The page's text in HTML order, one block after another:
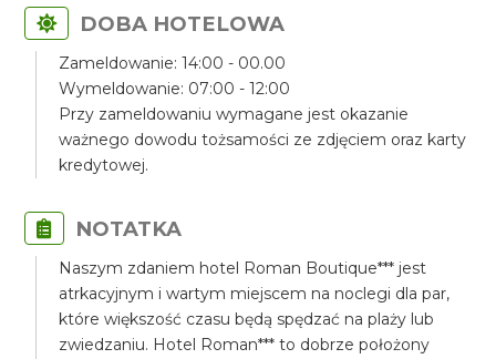
DOBA HOTELOWA
Zameldowanie: 14:00 - 00.00
Wymeldowanie: 07:00 - 12:00
Przy zameldowaniu wymagane jest okazanie
ważnego dowodu tożsamości ze zdjęciem oraz karty
kredytowej.
NOTATKA
Naszym zdaniem hotel Roman Boutique*** jest
atrkacyjnym i wartym miejscem na noclegi dla par,
które większość czasu będą spędzać na plaży lub
zwiedzaniu. Hotel Roman*** to dobrze położony